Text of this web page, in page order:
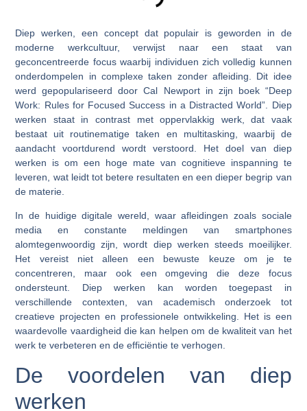
Diep werken, een concept dat populair is geworden in de
moderne werkcultuur, verwijst naar een staat van
geconcentreerde focus waarbij individuen zich volledig kunnen
onderdompelen in complexe taken zonder afleiding. Dit idee
werd gepopulariseerd door Cal Newport in zijn boek “Deep
Work: Rules for Focused Success in a Distracted World”. Diep
werken staat in contrast met oppervlakkig werk, dat vaak
bestaat uit routinematige taken en multitasking, waarbij de
aandacht voortdurend wordt verstoord. Het doel van diep
werken is om een hoge mate van cognitieve inspanning te
leveren, wat leidt tot betere resultaten en een dieper begrip van
de materie.
In de huidige digitale wereld, waar afleidingen zoals sociale
media en constante meldingen van smartphones
alomtegenwoordig zijn, wordt diep werken steeds moeilijker.
Het vereist niet alleen een bewuste keuze om je te
concentreren, maar ook een omgeving die deze focus
ondersteunt. Diep werken kan worden toegepast in
verschillende contexten, van academisch onderzoek tot
creatieve projecten en professionele ontwikkeling. Het is een
waardevolle vaardigheid die kan helpen om de kwaliteit van het
werk te verbeteren en de efficiëntie te verhogen.
De voordelen van diep
werken